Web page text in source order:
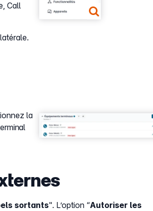
Call
Show larger version
la
sortants". L’option “Autoriser les